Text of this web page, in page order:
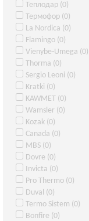
Теплодар (0)
Термофор (0)
La Nordica (0)
Flamingo (0)
Vienybe-Umega (0)
Thorma (0)
Sergio Leoni (0)
Kratki (0)
KAWMET (0)
Wamsler (0)
Kozak (0)
Canada (0)
MBS (0)
Dovre (0)
Invicta (0)
Pro Thermo (0)
Duval (0)
Termo Sistem (0)
Bonfire (0)